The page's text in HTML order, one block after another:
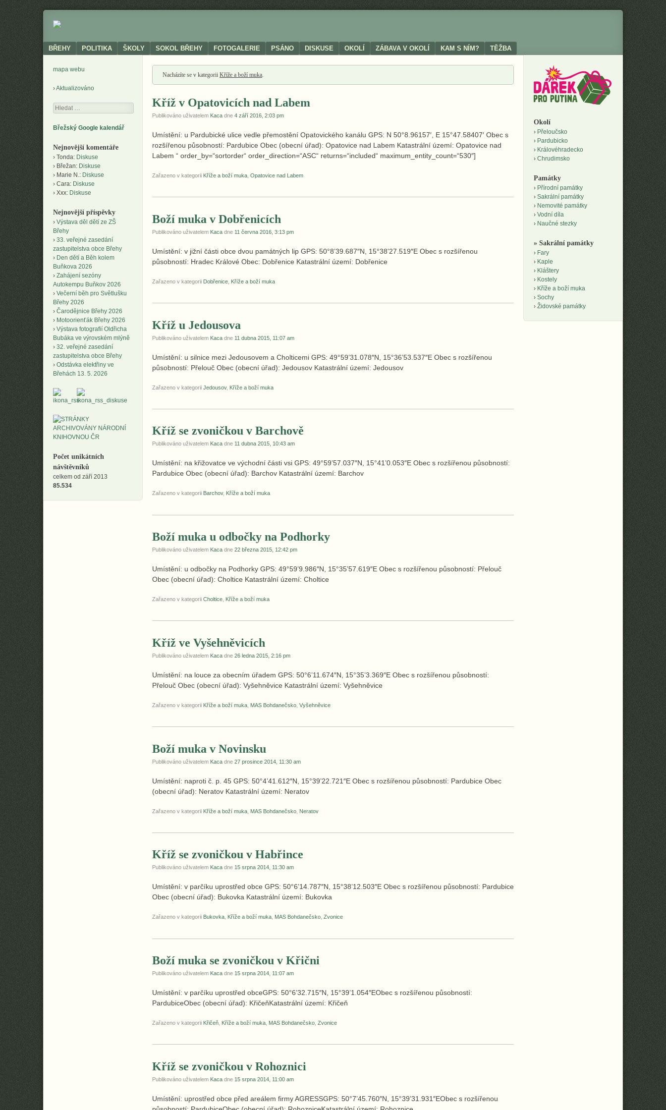
BŘEHY
Neoficiální
obce
Menu
SKIP TO CONTENT
BŘEHY POLITIKA ŠKOLY SOKOL BŘEHY FOTOGALERIE PSÁNO DISKUSE OKOLÍ ZÁBAVA V OKOLÍ KAM S NÍM? TĚŽBA
Nacházíte se v kategorii Kříže a boží muka.
Kříž v Opatovicích nad Labem
Publikováno uživatelem Kaca dne 4 září 2016, 2:03 pm
Umístění: u Pardubické ulice vedle přemostění Opatovického kanálu GPS: N 50°8.96157′, E 15°47.58407′ Obec s
rozšířenou působností: Pardubice Obec (obecní úřad): Opatovice nad Labem Katastrální území: Opatovice nad
Labem “ order_by=“sortorder“ order_direction=“ASC“ returns=“included“ maximum_entity_count=“530″]
Zařazeno v kategorii Kříže a boží muka Opatovice nad Labem
Boží muka v Dobřenicích
Publikováno uživatelem Kaca dne 11 června 2016, 3:13 pm
Umístění: v jižní části obce dvou památných lip GPS: 50°8’39.687″N, 15°38’27.519″E Obec s rozšířenou
působností: Hradec Králové Obec: Dobřenice Katastrální území: Dobřenice
Zařazeno v kategorii Dobřenice Kříže a boží muka
Kříž u Jedousova
Publikováno uživatelem Kaca dne 11 dubna 2015, 11:07 am
Umístění: u silnice mezi Jedousovem a Cholticemi GPS: 49°59’31.078″N, 15°36’53.537″E Obec s rozšířenou
působností: Přelouč Obec (obecní úřad): Jedousov Katastrální území: Jedousov
Zařazeno v kategorii Jedousov, Kříže a boží muka
Kříž se zvoničkou v Barchově
Publikováno uživatelem Kaca dne 11 dubna 2015, 10:43 am
Umístění: na křižovatce ve východní části vsi GPS: 49°59’57.037″N, 15°41’0.053″E Obec s rozšířenou působností:
Pardubice Obec (obecní úřad): Barchov Katastrální území: Barchov
Zařazeno v kategorii Barchov, Kříže a boží muka
Boží muka u odbočky na Podhorky
Publikováno uživatelem Kaca dne 22 března 2015, 12:42 pm
Umístění: u odbočky na Podhorky GPS: 49°59’9.986″N, 15°35’57.619″E Obec s rozšířenou působností: Přelouč
Obec (obecní úřad): Choltice Katastrální území: Choltice
Zařazeno v kategorii Choltice Kříže a boží muka
Kříž ve Vyšehněvicích
Publikováno uživatelem Kaca dne 26 ledna 2015, 2:16 pm
Umístění: na louce za obecním úřadem GPS: 50°6’11.674″N, 15°35’3.369″E Obec s rozšířenou působností:
Přelouč Obec (obecní úřad): Vyšehněvice Katastrální území: Vyšehněvice
Zařazeno v kategorii Kříže a boží muka MAS Bohdanečsko Vyšehněvice
Boží muka v Novinsku
Publikováno uživatelem Kaca dne 27 prosince 2014, 11:30 am
Umístění: naproti č. p. 45 GPS: 50°4’41.612″N, 15°39’22.721″E Obec s rozšířenou působností: Pardubice Obec
(obecní úřad): Neratov Katastrální území: Neratov
Zařazeno v kategorii Kříže a boží muka MAS Bohdanečsko Neratov
Kříž se zvoničkou v Habřince
Publikováno uživatelem Kaca dne 15 srpna 2014, 11:30 am
Umístění: v parčíku uprostřed obce GPS: 50°6’14.787″N, 15°38’12.503″E Obec s rozšířenou působností: Pardubice
Obec (obecní úřad): Bukovka Katastrální území: Bukovka
Zařazeno v kategorii Bukovka, Kříže a boží muka, MAS Bohdanečsko, Zvonice
Boží muka se zvoničkou v Křični
Publikováno uživatelem Kaca dne 15 srpna 2014, 11:07 am
Umístění: v parčíku uprostřed obceGPS: 50°6’32.715″N, 15°39’1.054″EObec s rozšířenou působností:
PardubiceObec (obecní úřad): KřičeňKatastrální území: Křičeň
Zařazeno v kategorii Křičeň Kříže a boží muka MAS Bohdanečsko Zvonice
Kříž se zvoničkou v Rohoznici
Publikováno uživatelem Kaca dne 15 srpna 2014, 11:00 am
Umístění: uprostřed obce před areálem firmy AGRESSGPS: 50°7’45.760″N, 15°39’31.931″EObec s rozšířenou
mapa webu
Aktualizováno
Hledání
Břežský Google kalendář
Nejnovější komentáře
Tonda: Diskuse
Břežan: Diskuse
Marie N.: Diskuse
Cara: Diskuse
Xxx: Diskuse
Nejnovější příspěvky
Výstava děl dětí ze ZŠ
Břehy
33. veřejné zasedání
zastupitelstva obce Břehy
Den dětí a Běh kolem
Buňkova 2026
Zahájení sezóny
Autokempu Buňkov 2026
Večerní běh pro Světlušku
Břehy 2026
Čarodějnice Břehy 2026
Motoorienťák Břehy 2026
Výstava fotografií Oldřicha
Bubáka ve výrovském mlýně
32. veřejné zasedání
zastupitelstva obce Břehy
Odstávka elektřiny ve
Břehách 13. 5. 2026
Počet unikátních
návštěvníků
celkem od září 2013
85.534
Okolí
Přeloučsko
Pardubicko
Královéhradecko
Chrudimsko
Památky
Přírodní památky
Sakrální památky
Nemovité památky
Vodní díla
Naučné stezky
» Sakrální památky
Fary
Kaple
Kláštery
Kostely
Kříže a boží muka
Sochy
Židovské památky